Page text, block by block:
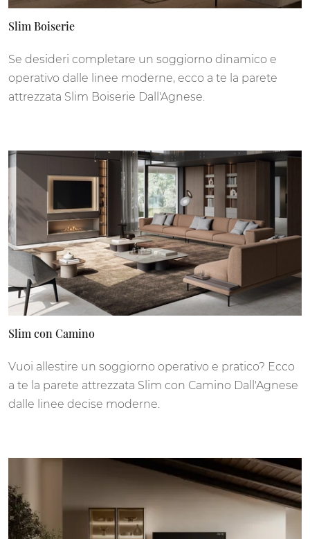
Slim Boiserie
Se desideri completare un soggiorno dinamico e
operativo dalle linee moderne, ecco a te la parete
attrezzata Slim Boiserie Dall'Agnese.
Slim con Camino
Vuoi allestire un soggiorno operativo e pratico? Ecco
a te la parete attrezzata Slim con Camino Dall'Agnese
dalle linee decise moderne.